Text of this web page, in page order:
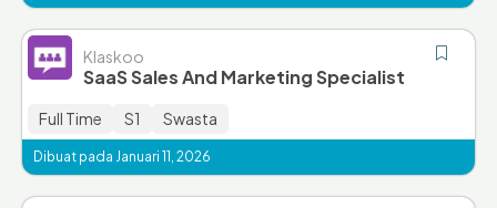
Klaskoo
SaaS Sales And Marketing Specialist
Full Time S1 Swasta
Dibuat pada Januari 11, 2026